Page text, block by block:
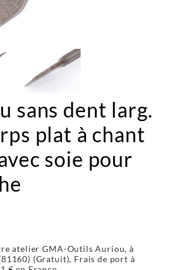
sans dent larg.
plat à chant
soie pour
atelier GMA-Outils Auriou, à
(Gratuit), Frais de port à